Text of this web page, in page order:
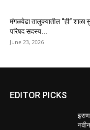
मंगळवेढा तालुक्यातील “ही” शाळा
परिषद सदस्य...
June 23, 2026
EDITOR PICKS